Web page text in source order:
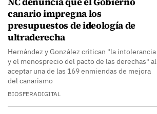
canario impregna los
presupuestos de ideología de
ultraderecha
Hernández y González critican "la intolerancia
y el menosprecio del pacto de las derechas" al
aceptar una de las 169 enmiendas de mejora
del canarismo
BIOSFERADIGITAL